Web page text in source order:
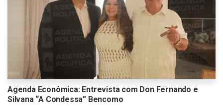
Agenda Econômica: Entrevista com Don Fernando e
Silvana “A Condessa” Bencomo